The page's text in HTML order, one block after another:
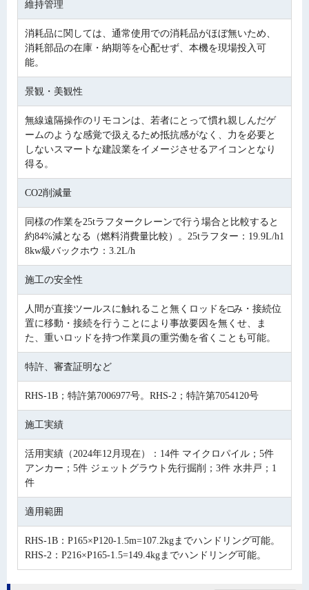
維持管理
消耗品に関しては、通常使用での消耗品がほぼ無いため、
消耗部品の在庫・納期等を心配せず、本機を現場投入可
能。
景観・美観性
無線遠隔操作のリモコンは、若者にとって慣れ親しんだゲ
ームのような感覚で扱えるため抵抗感がなく、力を必要と
しないスマートな建設業をイメージさせるアイコンとなり
得る。
CO2削減量
同様の作業を25tラフタークレーンで行う場合と比較すると
約84%減となる（燃料消費量比較）。25tラフター：19.9L/h1
8kw級バックホウ：3.2L/h
施工の安全性
人間が直接ツールスに触れること無くロッドを□み・接続位
置に移動・接続を行うことにより事故要因を無くせ、ま
た、重いロッドを持つ作業員の重労働を省くことも可能。
特許、審査証明など
RHS-1B；特許第7006977号。RHS-2；特許第7054120号
施工実績
活用実績（2024年12月現在）：14件 マイクロパイル；5件
アンカー；5件 ジェットグラウト先行掘削；3件 水井戸；1
件
適用範囲
RHS-1B：P165×P120-1.5m=107.2kgまでハンドリング可能。
RHS-2：P216×P165-1.5=149.4kgまでハンドリング可能。